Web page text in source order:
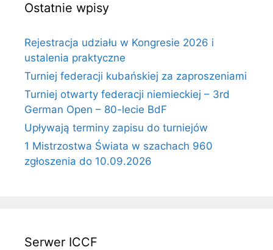
Ostatnie wpisy
Rejestracja udziału w Kongresie 2026 i
ustalenia praktyczne
Turniej federacji kubańskiej za zaproszeniami
Turniej otwarty federacji niemieckiej – 3rd
German Open – 80-lecie BdF
Upływają terminy zapisu do turniejów
1 Mistrzostwa Świata w szachach 960
zgłoszenia do 10.09.2026
Serwer ICCF